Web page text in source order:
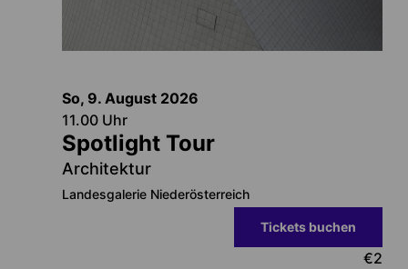
So, 9. August 2026
11.00 Uhr
Spotlight Tour
Architektur
Landesgalerie Niederösterreich
Tickets buchen
€2